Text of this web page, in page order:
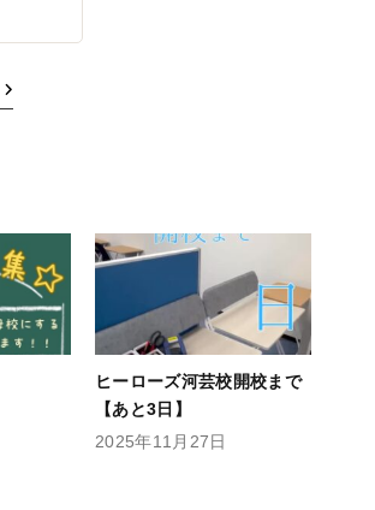
ヒーローズ河芸校開校まで
【あと3日】
2025年11月27日